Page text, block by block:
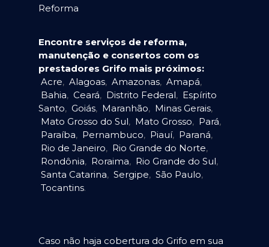
Reforma
Encontre serviços de reforma,
manutenção e consertos com os
prestadores Grifo mais próximos:
Acre, Alagoas, Amazonas, Amapá,
Bahia, Ceará, Distrito Federal, Espírito
Santo, Goiás, Maranhão, Minas Gerais,
Mato Grosso do Sul, Mato Grosso, Pará,
Paraíba, Pernambuco, Piauí, Paraná,
Rio de Janeiro, Rio Grande do Norte,
Rondônia, Roraima, Rio Grande do Sul,
Santa Catarina, Sergipe, São Paulo,
Tocantins.
Caso não haja cobertura do Grifo em sua